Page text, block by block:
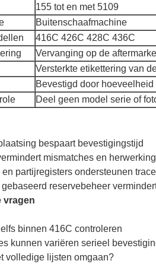
155 tot en met 5109
Buitenschaafmachine
416C 426C 428C 436C
Vervanging op de
Versterkte etikettering van
Bevestigd door
Deel geen model serie of
bespaart bevestigingstijd
mismatches en
en partijregisters ondersteunen
reservebeheer
vragen
binnen 416C controleren
kunnen variëren serieel
volledige lijsten omgaan?